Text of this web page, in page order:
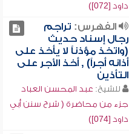
داود [072])
الفهرس: تراجم
رجال إسناد حديث
(واتخذ مؤذناً لا يأخذ على
أذانه أجراً) , أخذ الأجر على
التأذين
للشيخ: عبد المحسن العباد
جزء من محاضرة ( شرح سنن أبي
داود [074])